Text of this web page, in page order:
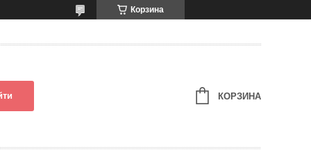
Корзина
КОРЗИНА